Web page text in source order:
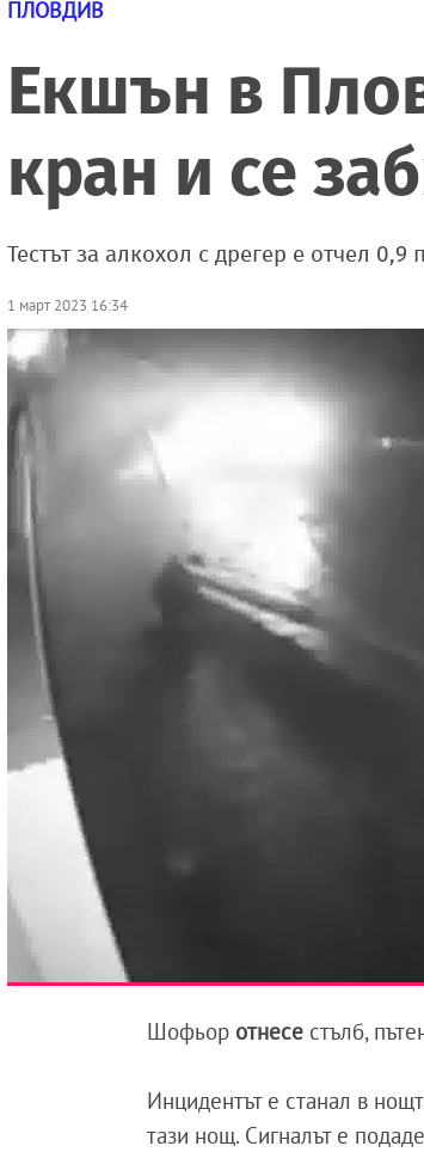
ПЛОВДИВ
Екшън в
кран и се
Тестът за алкохол с дрегер е отчел
1 март 2023 16:34
Шофьор отнесе стълб,
Инцидентът е станал в
тази нощ. Сигналът е